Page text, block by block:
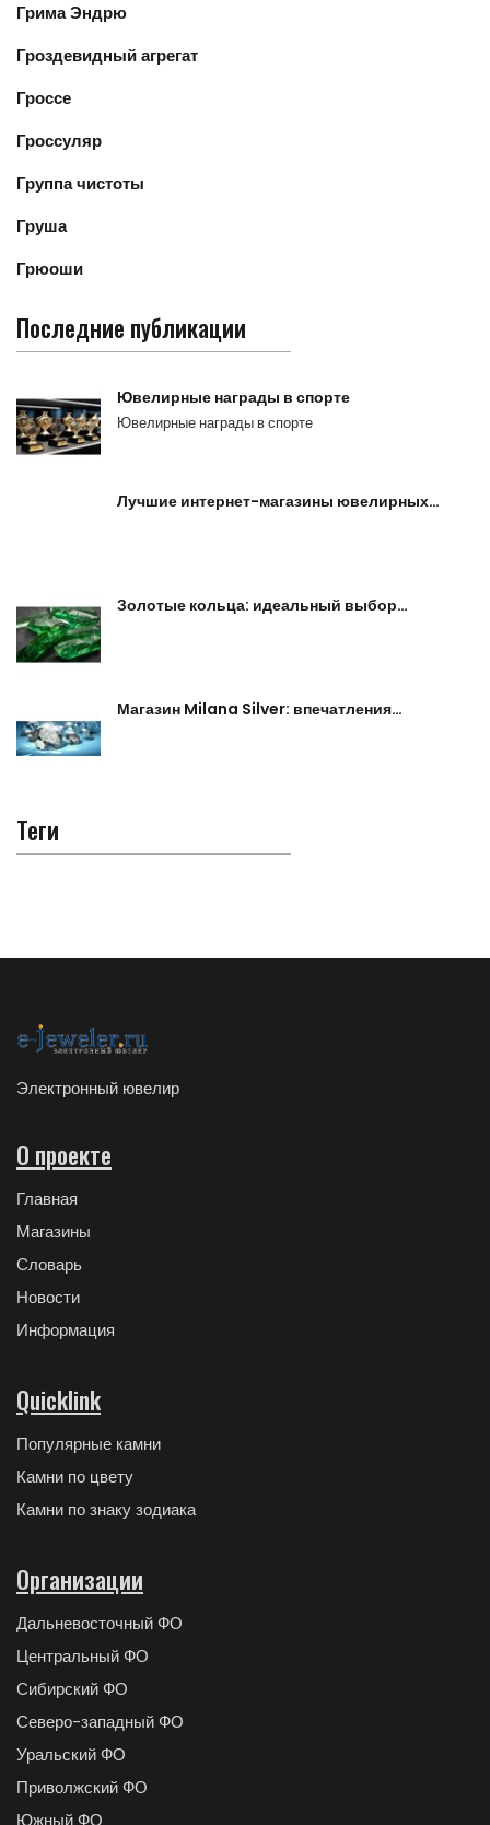
Грима Эндрю
Гроздевидный агрегат
Гроссе
Гроссуляр
Группа чистоты
Груша
Грюоши
Последние публикации
Ювелирные награды в спорте
Ювелирные награды в спорте
Лучшие интернет-магазины ювелирных…
Золотые кольца: идеальный выбор…
Магазин Milana Silver: впечатления…
Теги
Электронный ювелир
О проекте
Главная
Магазины
Словарь
Новости
Информация
Quicklink
Популярные камни
Камни по цвету
Камни по знаку зодиака
Организации
Дальневосточный ФО
Центральный ФО
Сибирский ФО
Северо-западный ФО
Уральский ФО
Приволжский ФО
Южный ФО